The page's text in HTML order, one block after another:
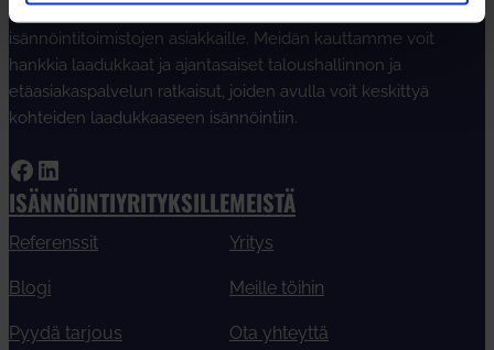
Isännöintiliiga tuottaa asiakastaloushallinnon ratkaisuja
isännöintitoimistojen asiakkaille. Meidän kauttamme voit
hankkia laadukkaat ja ajantasaiset taloushallinnon ja
etäasiakaspalvelun ratkaisut, joiden avulla voit keskittyä
kohteiden laadukkaaseen isännöintiin.
Facebook LinkedIn
ISÄNNÖINTIYRITYKSILLE
Referenssit
Blogi
Pyydä tarjous
MEISTÄ
Yritys
Meille töihin
Ota yhteyttä